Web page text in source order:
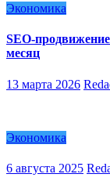
Экономика
SEO-
месяц
13 марта 2026
Экономика
6 августа 2025